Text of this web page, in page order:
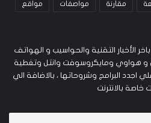
مقارنة مواصفات مواقع
الأخبار التقنية والحواسيب و الهواتف
و هواوي ومايكروسوفت وانتل وتغطية
اجدد البرامج وشروحاتها ، بالاضافة الي
خاصة بالانترنت